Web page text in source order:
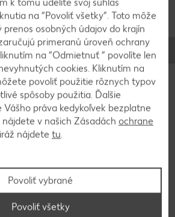
a zvyšným maslom.
v smotanovom základe
na polevu. Pridáme
premiešame a necháme
čokoládovým krémom
na 2 hodiny (ideálne počas
stuhnúť do chladničky.
tart ozdobíme zvyšnými
na “Povoliť všetky”. Toto môže
osobných údajov do krajín
primeranú úroveň ochrany
na “Odmietnuť ” povolíte len
cookies. Kliknutím na
povoliť použitie rôznych typov
spôsoby použitia. Ďalšie
práva kedykoľvek bezplatne
nájdete v našich Zásadách ochrane
nájdete tu.
Povoliť vybrané
Povoliť všetky